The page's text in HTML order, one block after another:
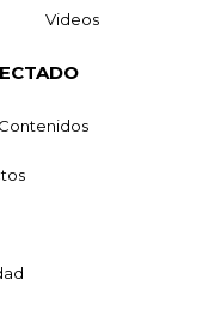
Videos